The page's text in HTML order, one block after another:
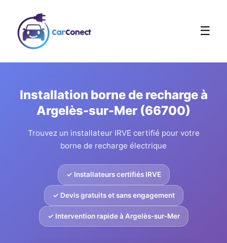
☰
Installation borne de recharge à
Argelès-sur-Mer (66700)
Trouvez un installateur IRVE certifié pour votre
borne de recharge électrique
✓ Installateurs certifiés IRVE
✓ Devis gratuits et sans engagement
✓ Intervention rapide à Argelès-sur-Mer